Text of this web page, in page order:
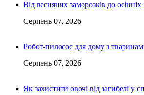
Від весняних заморозків до
Серпень 07, 2026
Робот-пилосос для дому з
Серпень 07, 2026
Як захистити овочі від загибелі у